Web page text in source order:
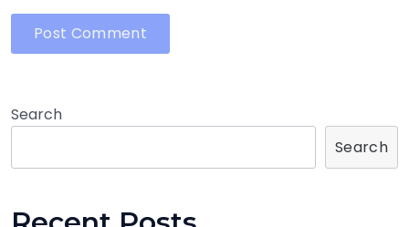
Search
Search